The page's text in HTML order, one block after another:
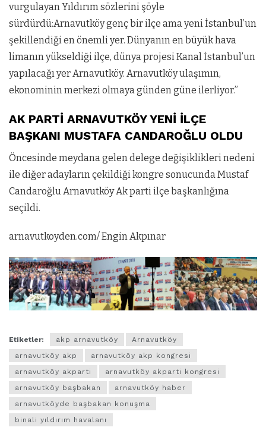
vurgulayan Yıldırım sözlerini şöyle
sürdürdü:Arnavutköy genç bir ilçe ama yeni İstanbul’un
şekillendiği en önemli yer. Dünyanın en büyük hava
limanın yükseldiği ilçe, dünya projesi Kanal İstanbul’un
yapılacağı yer Arnavutköy. Arnavutköy ulaşımın,
ekonominin merkezi olmaya günden güne ilerliyor.”
AK PARTİ ARNAVUTKÖY YENİ İLÇE
BAŞKANI MUSTAFA CANDAROĞLU OLDU
Öncesinde meydana gelen delege değişiklikleri nedeni
ile diğer adayların çekildiği kongre sonucunda Mustaf
Candaroğlu Arnavutköy Ak parti ilçe başkanlığına
seçildi.
arnavutkoyden.com/ Engin Akpınar
Etiketler: akp arnavutköy
Arnavutköy
arnavutköy akp
arnavutköy akp kongresi
arnavutköy akparti
arnavutköy akparti kongresi
arnavutköy başbakan
arnavutköy haber
arnavutköyde başbakan konuşma
binali yıldırım havalanı